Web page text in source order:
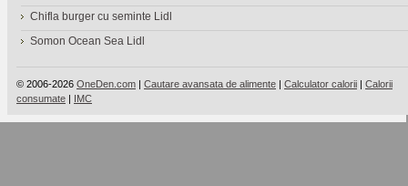
Chifla burger cu seminte Lidl
Somon Ocean Sea Lidl
© 2006-2026 OneDen.com | Cautare avansata de alimente | Calculator calorii | Calorii
consumate | IMC